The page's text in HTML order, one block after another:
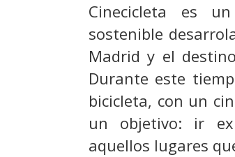
Cinecicleta es
sostenible
Madrid y el
Durante este
bicicleta, con un
un objetivo: ir
aquellos lugares